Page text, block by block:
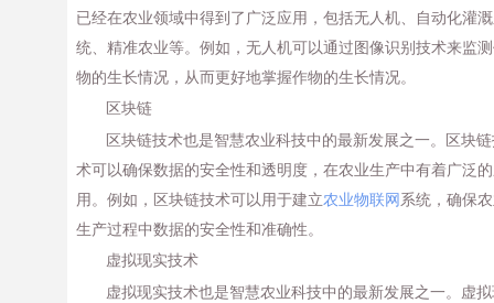
已经在农业领域中得到了广泛应用，包括无人机、自动化灌
统、精准农业等。例如，无人机可以通过图像识别技术来监
物的生长情况，从而更好地掌握作物的生长情况。
区块链
区块链技术也是智慧农业科技中的最新发展之一。区块
术可以确保数据的安全性和透明度，在农业生产中有着广泛
用。例如，区块链技术可以用于建立农业物联网系统，确保
生产过程中数据的安全性和准确性。
虚拟现实技术
虚拟现实技术也是智慧农业科技中的最新发展之一。虚